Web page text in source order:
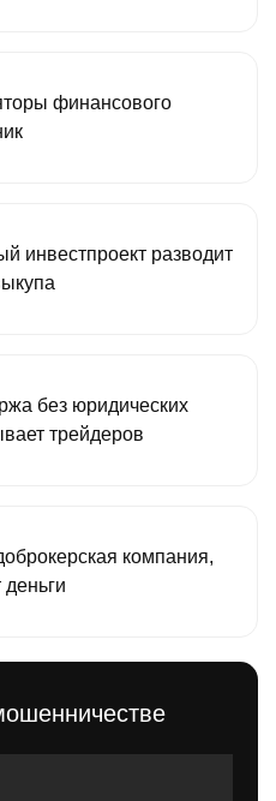
финансового
инвестпроект разводит
без юридических
трейдеров
компания,